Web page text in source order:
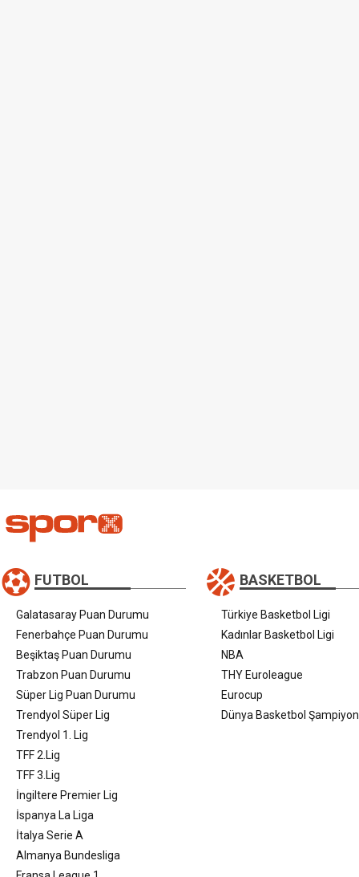
FUTBOL
Galatasaray Puan Durumu
Fenerbahçe Puan Durumu
Beşiktaş Puan Durumu
Trabzon Puan Durumu
Süper Lig Puan Durumu
Trendyol Süper Lig
Trendyol 1. Lig
TFF 2.Lig
TFF 3.Lig
İngiltere Premier Lig
İspanya La Liga
İtalya Serie A
Almanya Bundesliga
BASKETBOL
Türkiye Basketbol Ligi
Kadınlar Basketbol Ligi
NBA
THY Euroleague
Eurocup
Dünya Basketbol